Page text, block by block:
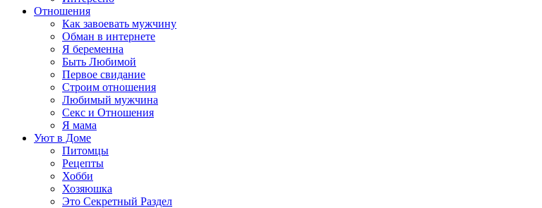
Отношения
Как завоевать мужчину
Обман в интернете
Я беременна
Быть Любимой
Первое свидание
Строим отношения
Любимый мужчина
Секс и Отношения
Я мама
Уют в Доме
Питомцы
Рецепты
Хобби
Хозяюшка
Это Секретный Раздел